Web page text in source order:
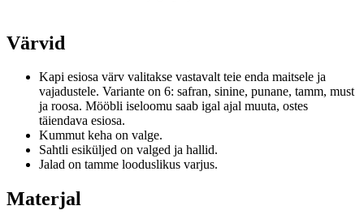
Värvid
Kapi esiosa värv valitakse vastavalt teie enda maitsele ja
vajadustele. Variante on 6: safran, sinine, punane, tamm, must
ja roosa. Mööbli iseloomu saab igal ajal muuta, ostes
täiendava esiosa.
Kummut keha on valge.
Sahtli esiküljed on valged ja hallid.
Jalad on tamme looduslikus varjus.
Materjal